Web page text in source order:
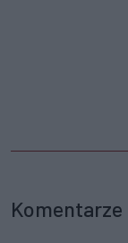
Komentarze